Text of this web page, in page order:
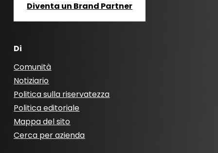
Diventa un Brand Partner
Di
Comunità
Notiziario
Politica sulla riservatezza
Politica editoriale
Mappa del sito
Cerca per azienda